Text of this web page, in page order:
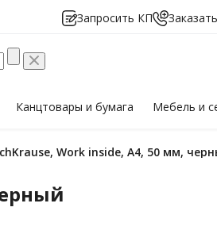
Запросить КП
Канцтовары и бумага Мебельи
Work inside, А4, 50 мм,